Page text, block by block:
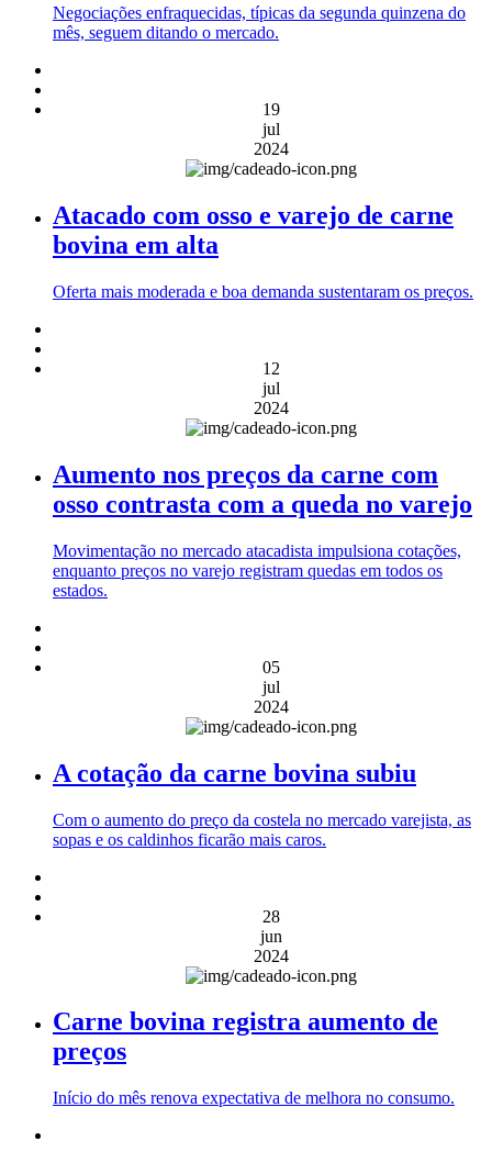
Negociações enfraquecidas, típicas da segunda quinzena do
mês, seguem ditando o mercado.
19
jul
2024
Atacado com osso e varejo de carne
bovina em alta
Oferta mais moderada e boa demanda sustentaram os preços.
12
jul
2024
Aumento nos preços da carne com
osso contrasta com a queda no varejo
Movimentação no mercado atacadista impulsiona cotações,
enquanto preços no varejo registram quedas em todos os
estados.
05
jul
2024
A cotação da carne bovina subiu
Com o aumento do preço da costela no mercado varejista, as
sopas e os caldinhos ficarão mais caros.
28
jun
2024
Carne bovina registra aumento de
preços
Início do mês renova expectativa de melhora no consumo.